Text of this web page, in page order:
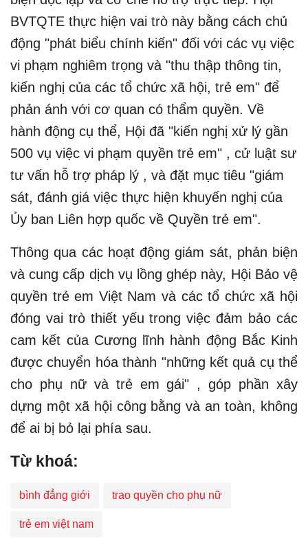
BVTQTE thực hiện vai trò này bằng cách chủ
động "phát biểu chính kiến" đối với các vụ việc
vi phạm nghiêm trọng và "thu thập thông tin,
kiến nghị của các tổ chức xã hội, trẻ em" để
phản ánh với cơ quan có thẩm quyền. Về
hành động cụ thể, Hội đã "kiến nghị xử lý gần
500 vụ việc vi phạm quyền trẻ em" , cử luật sư
tư vấn hỗ trợ pháp lý , và đặt mục tiêu "giám
sát, đánh giá việc thực hiện khuyến nghị của
Ủy ban Liên hợp quốc về Quyền trẻ em".
Thông qua các hoạt động giám sát, phản biện
và cung cấp dịch vụ lồng ghép này, Hội Bảo vệ
quyền trẻ em Việt Nam và các tổ chức xã hội
đóng vai trò thiết yếu trong việc đảm bảo các
cam kết của Cương lĩnh hành động Bắc Kinh
được chuyển hóa thành "những kết quả cụ thể
cho phụ nữ và trẻ em gái" , góp phần xây
dựng một xã hội công bằng và an toàn, không
để ai bị bỏ lại phía sau.
Từ khoá:
bình đẳng giới trao quyền cho phụ nữ
trẻ em việt nam